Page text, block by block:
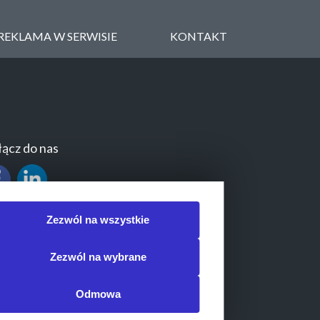
W SERWISIE KONTAKT
do nas
Zezwól na wszystkie
Zezwól na wybrane
Odmowa